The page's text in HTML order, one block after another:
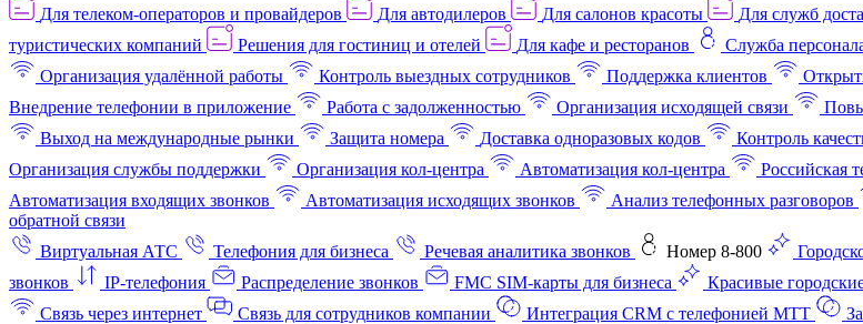
Для телеком-операторов и провайдеров
Для автодилеров Для салонов красоты Для служб
туристических компаний
Решения для гостиниц и отелей Для кафе и ресторанов
Служба
Организация удалённой работы
Контроль выездных сотрудников Поддержка клиентов
Внедрение телефонии в приложение
Работа с задолженностью Организация исходящей связи
Выход на международные рынки
Защита номера Доставка одноразовых кодов Контроль
Организация службы поддержки
Организация кол-центра Автоматизация кол-центра Российская
Автоматизация входящих звонков
Автоматизация исходящих звонков Анализ телефонных разговоров
обратной связи
Виртуальная АТС
Телефония для бизнеса Речевая аналитика звонков Номер 8-800
звонков
IP-телефония Распределение звонков FMC SIM-карты для бизнеса
Красивые
Связь через интернет
Связь для сотрудников компании Интеграция CRM с телефонией МТТ